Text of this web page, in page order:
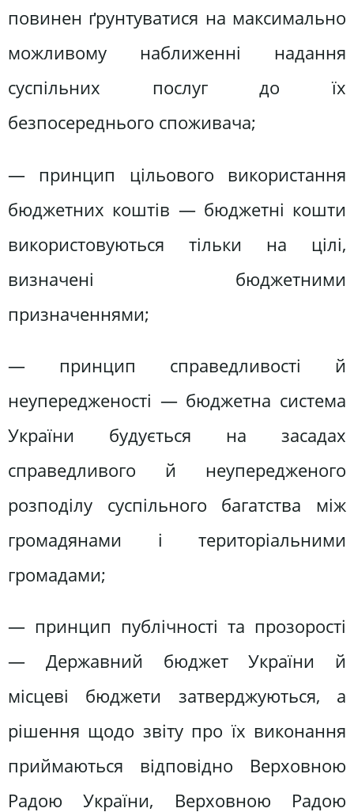
повинен ґрунтуватися на максимально
можливому наближенні надання
суспільних послуг до їх
безпосереднього споживача;
— принцип цільового використання
бюджетних коштів — бюджетні кошти
використовуються тільки на цілі,
визначені бюджетними
призначеннями;
— принцип справедливості й
неупередженості — бюджетна система
України будується на засадах
справедливого й неупередженого
розподілу суспільного багатства між
громадянами і територіальними
громадами;
— принцип публічності та прозорості
— Державний бюджет України й
місцеві бюджети затверджуються, а
рішення щодо звіту про їх виконання
приймаються відповідно Верховною
Радою України, Верховною Радою